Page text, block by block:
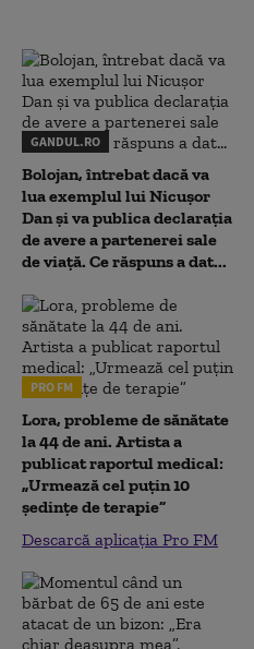
GANDUL.RO
Bolojan, întrebat dacă va
lua exemplul lui Nicușor
Dan și va publica declarația
de avere a partenerei sale
de viață. Ce răspuns a dat...
PRO FM
Lora, probleme de sănătate
la 44 de ani. Artista a
publicat raportul medical:
„Urmează cel puțin 10
ședințe de terapie”
Descarcă aplicația Pro FM